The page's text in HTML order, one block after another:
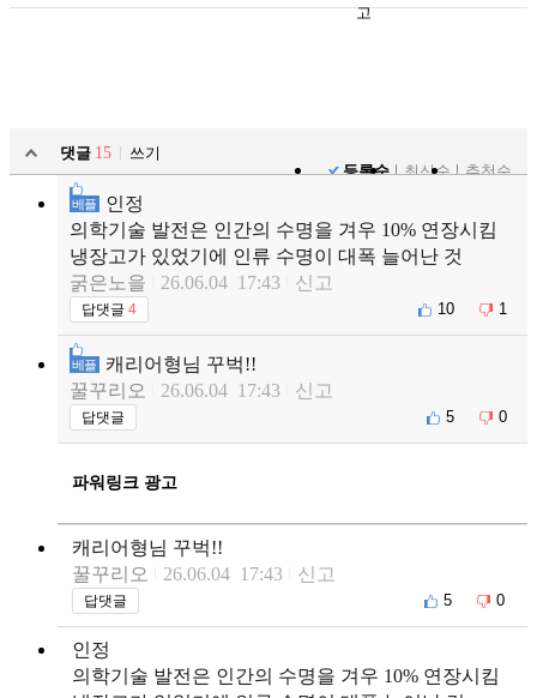
고
댓글 15
쓰기
등록순
최신순 추천순
베플
인정
의학기술 발전은 인간의 수명을 겨우 10% 연장시킴
냉장고가 있었기에 인류 수명이 대폭 늘어난 것
굵은노을
26.06.04 17:43 신고
답댓글 4 10 1
베플
캐리어형님 꾸벅!!
꿀꾸리오
26.06.04 17:43 신고
답댓글 5 0
파워링크 광고
캐리어형님 꾸벅!!
꿀꾸리오
26.06.04 17:43 신고
답댓글 5 0
인정
의학기술 발전은 인간의 수명을 겨우 10% 연장시킴